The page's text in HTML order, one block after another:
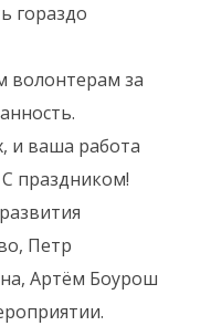
гораздо
волонтерам за
и ваша работа
праздником!
Петр
Артём Боурош